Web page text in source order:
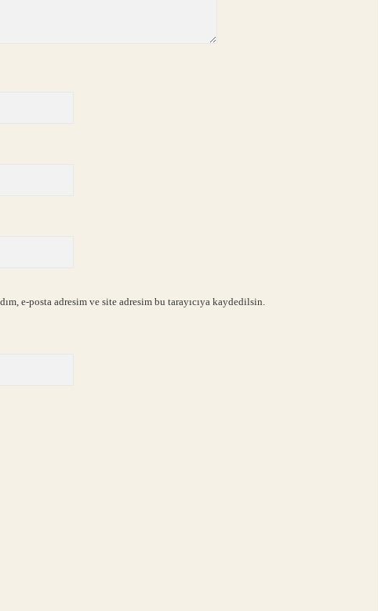
e-posta adresim ve site adresim bu tarayıcıya kaydedilsin.